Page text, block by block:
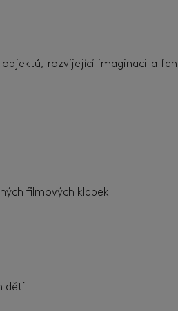
rozvíjející imaginaci a
filmových klapek
dětí